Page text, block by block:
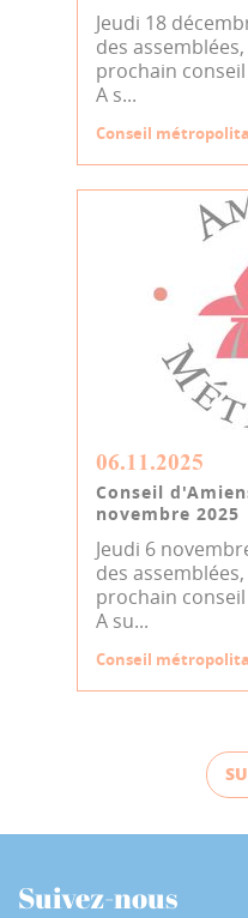
Jeudi 18
des
prochain
A s...
Conseil
06.11.2025
Conseil
novembre 2025
Jeudi 6
des
prochain
A su...
Conseil
Suivez-nous